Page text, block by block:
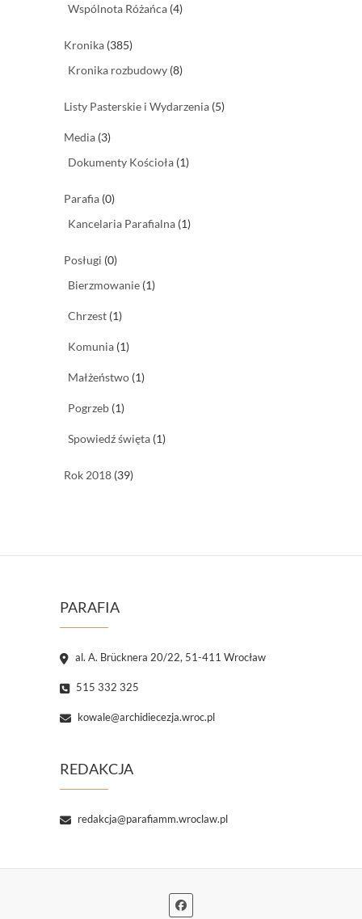
Wspólnota Różańca (4)
Kronika (385)
Kronika rozbudowy (8)
Listy Pasterskie i Wydarzenia (5)
Media (3)
Dokumenty Kościoła (1)
Parafia (0)
Kancelaria Parafialna (1)
Posługi (0)
Bierzmowanie (1)
Chrzest (1)
Komunia (1)
Małżeństwo (1)
Pogrzeb (1)
Spowiedź święta (1)
Rok 2018 (39)
PARAFIA
al. A. Brücknera 20/22, 51-411 Wrocław
515 332 325
kowale@archidiecezja.wroc.pl
REDAKCJA
redakcja@parafiamm.wroclaw.pl